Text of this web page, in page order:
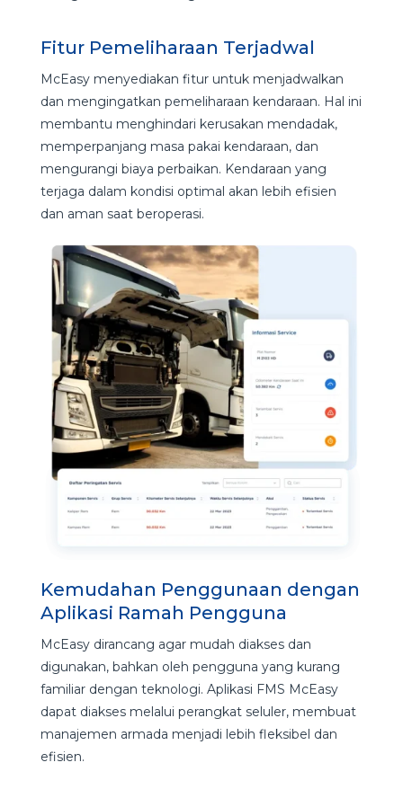
Fitur Pemeliharaan Terjadwal
McEasy menyediakan fitur untuk menjadwalkan
dan mengingatkan pemeliharaan kendaraan. Hal ini
membantu menghindari kerusakan mendadak,
memperpanjang masa pakai kendaraan, dan
mengurangi biaya perbaikan. Kendaraan yang
terjaga dalam kondisi optimal akan lebih efisien
dan aman saat beroperasi.
Kemudahan Penggunaan dengan
Aplikasi Ramah Pengguna
McEasy dirancang agar mudah diakses dan
digunakan, bahkan oleh pengguna yang kurang
familiar dengan teknologi. Aplikasi FMS McEasy
dapat diakses melalui perangkat seluler, membuat
manajemen armada menjadi lebih fleksibel dan
efisien.